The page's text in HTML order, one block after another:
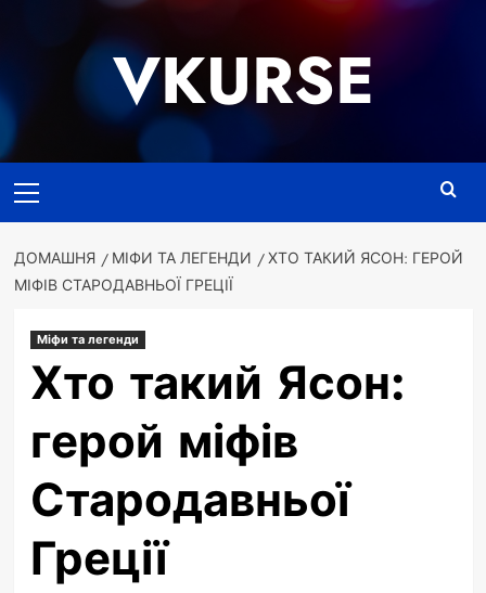
VKURSE
меню
ДОМАШНЯ МІФИ ТА ЛЕГЕНДИ
ХТО ТАКИЙ ЯСОН: ГЕРОЙ
МІФІВ СТАРОДАВНЬОЇ ГРЕЦІЇ
Міфи та легенди
Хто такий Ясон:
герой міфів
Стародавньої
Греції